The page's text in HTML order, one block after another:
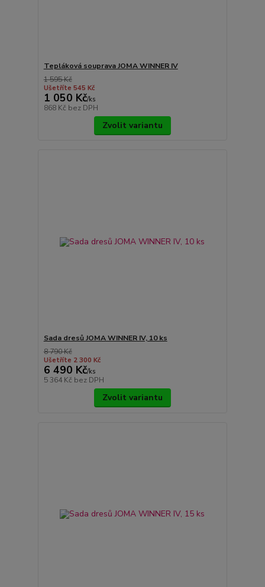
Tepláková souprava JOMA WINNER IV
1 595 Kč
Ušetříte 545 Kč
1 050 Kč/ks
868 Kč bez DPH
Zvolit variantu
Sada dresů JOMA WINNER IV, 10 ks
8 790 Kč
Ušetříte 2 300 Kč
6 490 Kč/ks
5 364 Kč bez DPH
Zvolit variantu